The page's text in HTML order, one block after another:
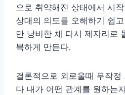
으로 취약해진 상태에서 시
상대의 의도를 오해하기 쉽
만 낭비한 채 다시 제자리로
복하게 만든다.
결론적으로 외로울때 무작
다 내가 어떤 관계를 원하는